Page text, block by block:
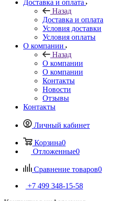
Доставка и оплата
Назад
Доставка и оплата
Условия доставки
Условия оплаты
О компании
Назад
О компании
О компании
Контакты
Новости
Отзывы
Контакты
Личный кабинет
Корзина0
Отложенные0
Сравнение товаров0
+7 499 348-15-58